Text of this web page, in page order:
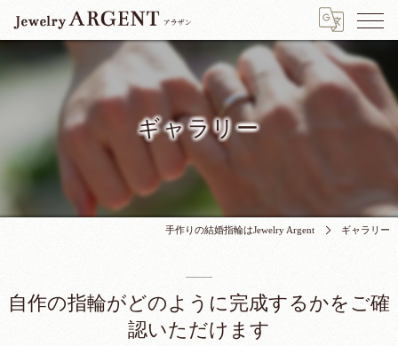
ギャラリー
手作りの結婚指輪はJewelry Argent ギャラリー
自作の指輪がどのように完成するかをご確
認いただけます